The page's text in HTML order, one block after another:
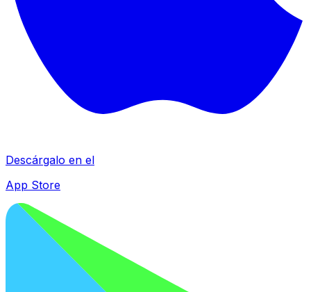
Descárgalo en el
App Store